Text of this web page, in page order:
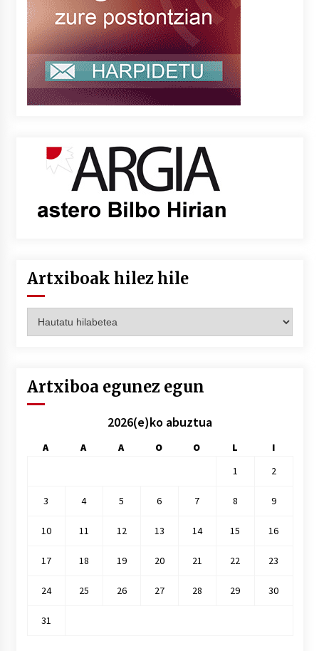
Artxiboak hilez hile
hilez
Artxiboa egunez egun
2026(e)ko abuztua
A A A O O L
I
1
2
3 4 5 6 7 8 9
10 11 12 13 14 15 16
17 18 19 20 21 22 23
24 25 26 27 28 29 30
31